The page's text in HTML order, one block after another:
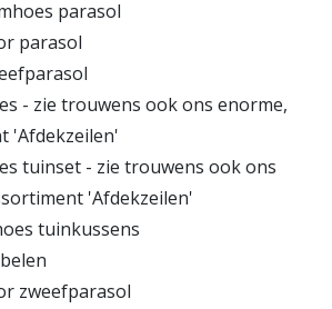
parasol
parasol
- zie trouwens ook ons enorme,
'Afdekzeilen'
tuinset - zie trouwens ook ons
'Afdekzeilen'
tuinkussens
zweefparasol